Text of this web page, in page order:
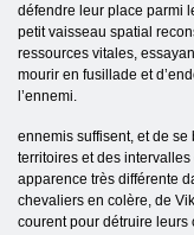
défendre leur place parmi
petit vaisseau spatial
ressources vitales,
mourir en fusillade et
l’ennemi.
ennemis suffisent, et de se
territoires et des
apparence très différente
chevaliers en colère, de
courent pour détruire leurs